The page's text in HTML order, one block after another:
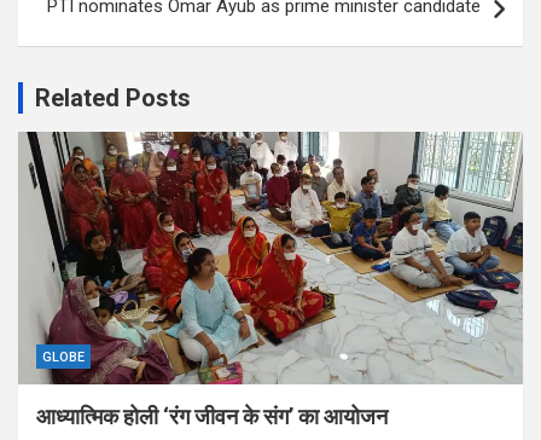
PTI nominates Omar Ayub as prime minister candidate
Related Posts
GLOBE
आध्यात्मिक होली ‘रंग जीवन के संग’ का आयोजन